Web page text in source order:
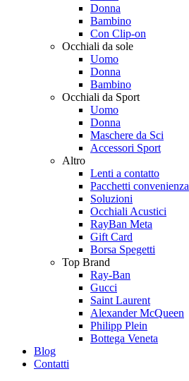
Donna
Bambino
Con Clip-on
Occhiali da sole
Uomo
Donna
Bambino
Occhiali da Sport
Uomo
Donna
Maschere da Sci
Accessori Sport
Altro
Lenti a contatto
Pacchetti convenienza
Soluzioni
Occhiali Acustici
RayBan Meta
Gift Card
Borsa Spegetti
Top Brand
Ray-Ban
Gucci
Saint Laurent
Alexander McQueen
Philipp Plein
Bottega Veneta
Blog
Contatti